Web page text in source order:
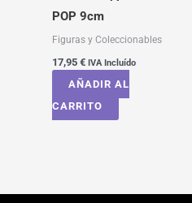
POP 9cm
Figuras y Coleccionables
17,95 € IVA Incluído
AÑADIR AL
CARRITO